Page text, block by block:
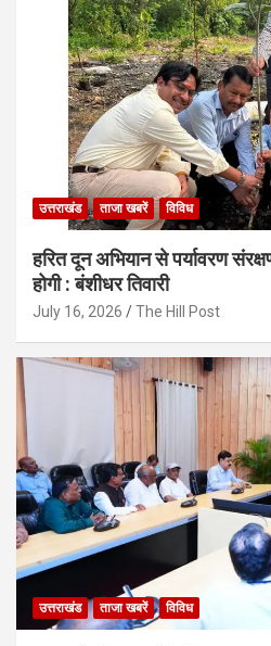
उत्तराखंड ताजा खबरें विविध
हरित दून अभियान से पर्यावरण
होगी : बंशीधर तिवारी
July 16, 2026 The Hill Post
उत्तराखंड ताजा खबरें विविध